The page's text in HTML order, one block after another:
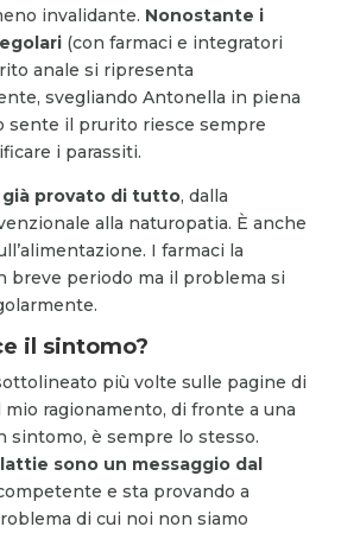
invalidante. Nonostante i
(con farmaci e integratori
anale si ripresenta
svegliando Antonella in piena
sente il prurito riesce sempre
i parassiti.
provato di tutto, dalla
alla naturopatia. È anche
I farmaci la
breve periodo ma il problema si
il sintomo?
più volte sulle pagine di
ragionamento, di fronte a una
sintomo, è sempre lo stesso.
sono un messaggio dal
e sta provando a
di cui noi non siamo